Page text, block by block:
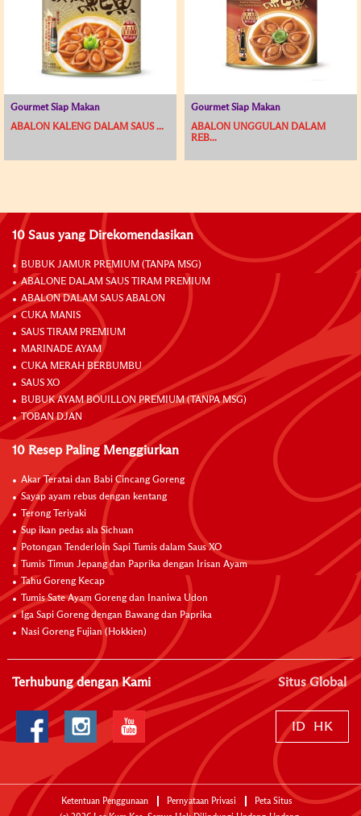
Gourmet Siap Makan
ABALON KALENG DALAM SAUS ...
Gourmet Siap Makan
ABALON UNGGULAN DALAM
REB...
10 Saus yang Direkomendasikan
BUBUK JAMUR PREMIUM (TANPA MSG)
ABALONE DALAM SAUS TIRAM PREMIUM
ABALON DALAM SAUS ABALON
CUKA MANIS
SAUS TIRAM PREMIUM
MARINADE AYAM
CUKA MERAH BERBUMBU
SAUS XO
BUBUK AYAM BOUILLON PREMIUM (TANPA MSG)
TOBAN DJAN
10 Resep Paling Menggiurkan
Akar Teratai dan Babi Cincang Goreng
Sayap ayam rebus dengan kentang
Terong Teriyaki
Sup ikan pedas ala Sichuan
Potongan Tenderloin Sapi Tumis dalam Saus XO
Tumis Timun Jepang dan Paprika dengan Irisan Ayam
Tahu Goreng Kecap
Tumis Sate Ayam Goreng dan Inaniwa Udon
Iga Sapi Goreng dengan Bawang dan Paprika
Nasi Goreng Fujian (Hokkien)
Terhubung dengan Kami Situs Global
ID HK
Ketentuan Penggunaan Pernyataan Privasi
Peta Situs